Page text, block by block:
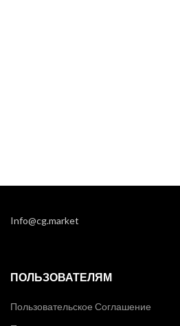
Info@cg.market
ПОЛЬЗОВАТЕЛЯМ
Пользовательское Соглашение